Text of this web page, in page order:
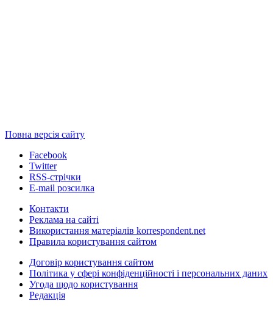
Повна версія сайту
Facebook
Twitter
RSS-стрічки
E-mail розсилка
Контакти
Реклама на сайті
Використання матеріалів korrespondent.net
Правила користування сайтом
Договір користування сайтом
Політика у сфері конфіденційності і персональних даних
Угода щодо користування
Редакція